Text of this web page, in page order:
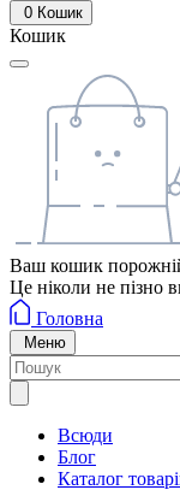
0 Кошик
Кошик
Ваш кошик
Це ніколи не пізно
Головна
Меню
Всюди
Блог
Каталог